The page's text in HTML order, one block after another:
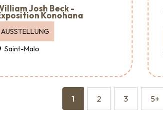
Josh Beck -
Konohana
AUSSTELLUNG
Saint-Malo
1 2 3 5+